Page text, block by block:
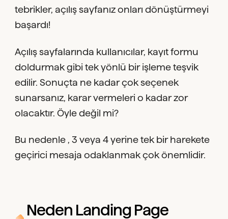
tebrikler, açılış sayfanız onları dönüştürmeyi
başardı!
Açılış sayfalarında kullanıcılar, kayıt formu
doldurmak gibi tek yönlü bir işleme teşvik
edilir. Sonuçta ne kadar çok seçenek
sunarsanız, karar vermeleri o kadar zor
olacaktır. Öyle değil mi?
Bu nedenle , 3 veya 4 yerine tek bir harekete
geçirici mesaja odaklanmak çok önemlidir.
Neden Landing Page